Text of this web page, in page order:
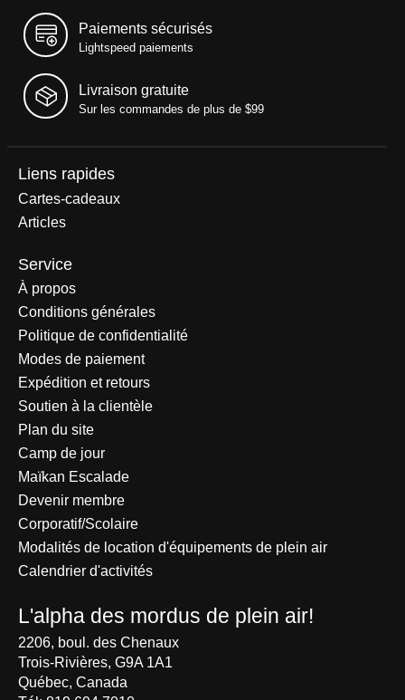
Paiements sécurisés
Lightspeed paiements
Livraison gratuite
Sur les commandes de plus de $99
Liens rapides
Cartes-cadeaux
Articles
Service
À propos
Conditions générales
Politique de confidentialité
Modes de paiement
Expédition et retours
Soutien à la clientèle
Plan du site
Camp de jour
Maïkan Escalade
Devenir membre
Corporatif/Scolaire
Modalités de location d'équipements de plein air
Calendrier d'activités
L'alpha des mordus de plein air!
2206, boul. des Chenaux
Trois-Rivières, G9A 1A1
Québec, Canada